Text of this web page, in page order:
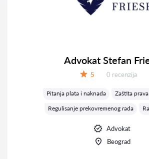
Advokat Stefan
5 Recenzija:
0 recenzija
Pitanja plata i naknada
Zaštita
Regulisanje prekovremenog rada
Advokat
Beograd